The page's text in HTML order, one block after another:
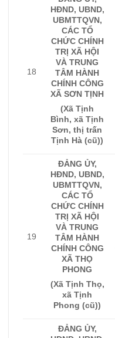
18
HĐND, UBND,
UBMTTQVN,
CÁC TỔ
CHỨC CHÍNH
TRỊ XÃ HỘI
VÀ TRUNG
TÂM HÀNH
CHÍNH CÔNG
XÃ SƠN TỊNH
(Xã Tịnh
Bình, xã Tịnh
Sơn, thị trấn
Tịnh Hà (cũ))
19
ĐẢNG ỦY,
HĐND, UBND,
UBMTTQVN,
CÁC TỔ
CHỨC CHÍNH
TRỊ XÃ HỘI
VÀ TRUNG
TÂM HÀNH
CHÍNH CÔNG
XÃ THỌ
PHONG
(Xã Tịnh Thọ,
xã Tịnh
Phong (cũ))
ĐẢNG ỦY,